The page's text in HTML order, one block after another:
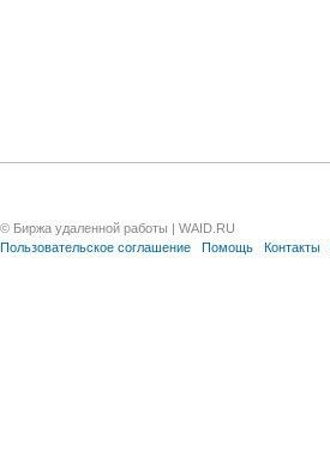
© Биржа удаленной работы | WAID.RU
Пользовательское соглашение
Помощь Контакты